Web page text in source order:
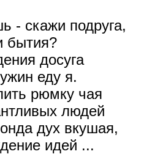
- скажи подруга,
бытия?
досуга
еду я.
рюмку чая
людей
дух вкушая,
идей ...